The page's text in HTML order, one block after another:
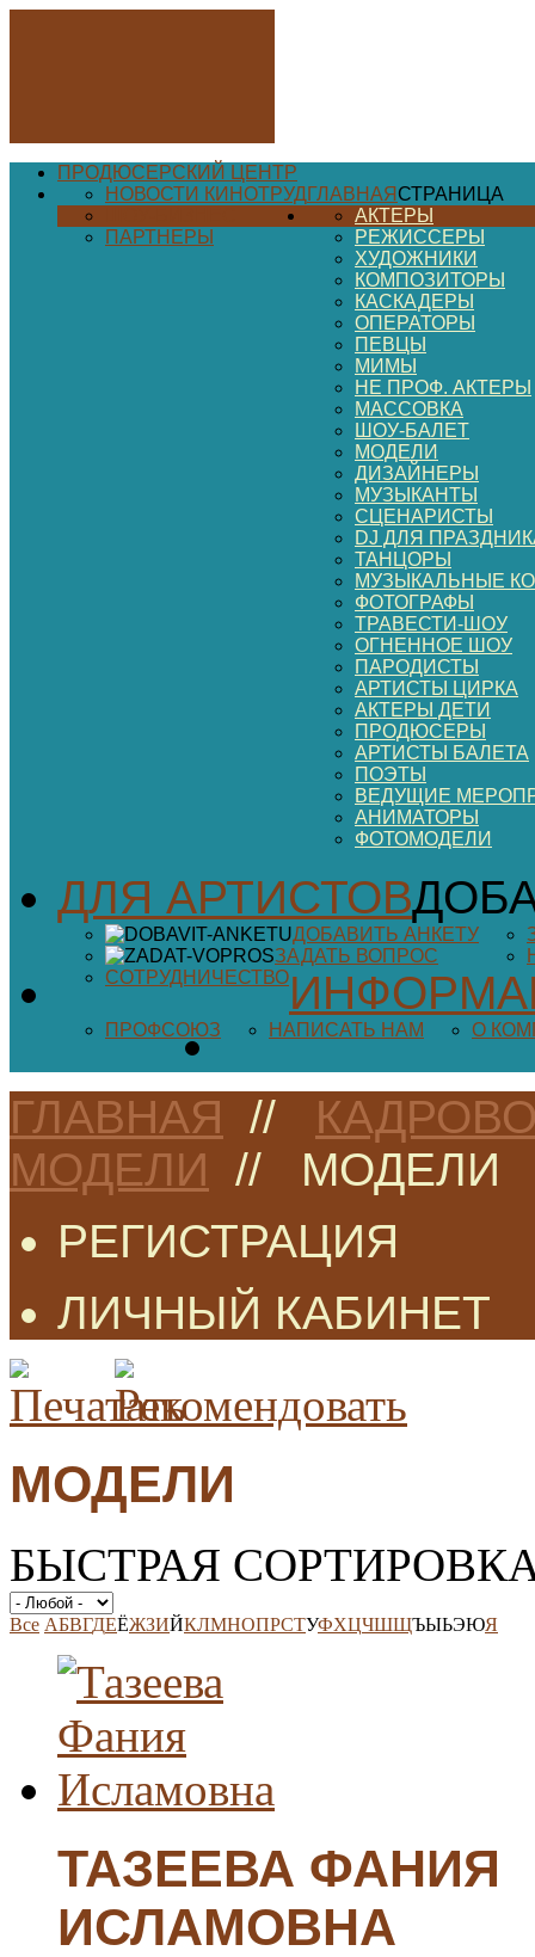
ПРОДЮСЕРСКИЙ ЦЕНТР
ГЛАВНАЯСТРАНИЦА
НОВОСТИ КИНОТРУД
ПАРТНЕРЫ
АКТЕРЫ
РЕЖИССЕРЫ
ХУДОЖНИКИ
КОМПОЗИТОРЫ
КАСКАДЕРЫ
ОПЕРАТОРЫ
ПЕВЦЫ
МИМЫ
НЕ ПРОФ. АКТЕРЫ
МАССОВКА
ШОУ-БАЛЕТ
МОДЕЛИ
ДИЗАЙНЕРЫ
МУЗЫКАНТЫ
СЦЕНАРИСТЫ
DJ ДЛЯ
ТАНЦОРЫ
МУЗЫКАЛЬНЫЕ
ФОТОГРАФЫ
ТРАВЕСТИ-ШОУ
ОГНЕННОЕ ШОУ
ПАРОДИСТЫ
АРТИСТЫ ЦИРКА
АКТЕРЫ ДЕТИ
ПРОДЮСЕРЫ
АРТИСТЫ БАЛЕТА
ПОЭТЫ
ВЕДУЩИЕ
АНИМАТОРЫ
ФОТОМОДЕЛИ
ДЛЯ АРТИСТОВ
ДОБАВИТЬ АНКЕТУ
ЗАДАТЬ ВОПРОС
СОТРУДНИЧЕСТВО
ПРОФСОЮЗ НАПИСАТЬ НАМ О
ГЛАВНАЯ //
МОДЕЛИ //
МОДЕЛИ
РЕГИСТРАЦИЯ
ЛИЧНЫЙ КАБИНЕТ
МОДЕЛИ
БЫСТРАЯ
Все АБВГДЕЁЖЗИЙКЛМНОПРСТУФХЦЧШЩЪЫЬЭЮЯ
ТАЗЕЕВА ФАНИЯ
ИСЛАМОВНА